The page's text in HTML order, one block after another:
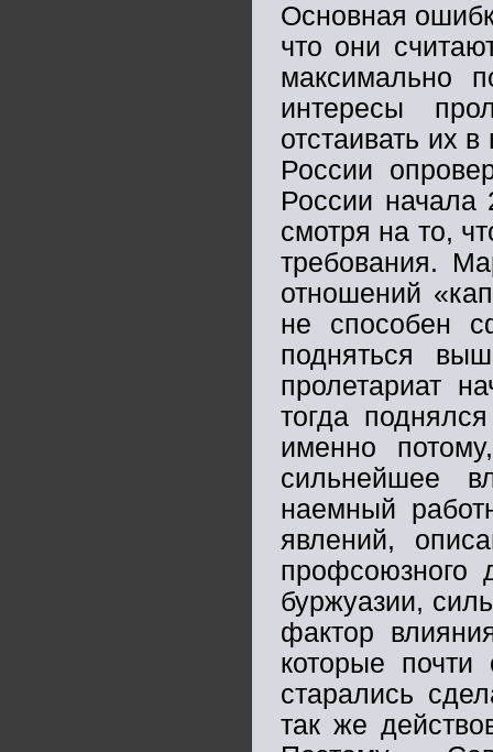
Основная
что они
максимально
интересы
отстаивать их
России
России начала
смотря на то,
требования.
отношений
не способен
подняться
пролетариат
тогда
именно
сильнейшее
наемный
явлений,
профсоюзного
буржуазии,
фактор
которые почти
старались
так же